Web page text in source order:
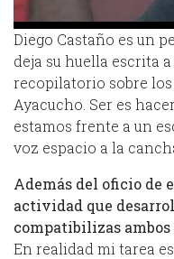
Diego Castaño es un
deja su huella escrita
recopilatorio sobre
Ayacucho. Ser es
estamos frente a un
voz espacio a la
Además del oficio de
actividad que
compatibilizas ambos
En realidad mi tarea